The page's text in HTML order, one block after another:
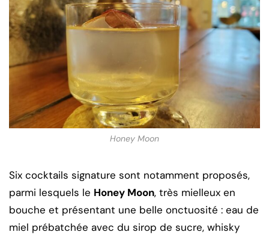
Honey Moon
Six cocktails signature sont notamment proposés,
parmi lesquels le Honey Moon, très mielleux en
bouche et présentant une belle onctuosité : eau de
miel prébatchée avec du sirop de sucre, whisky